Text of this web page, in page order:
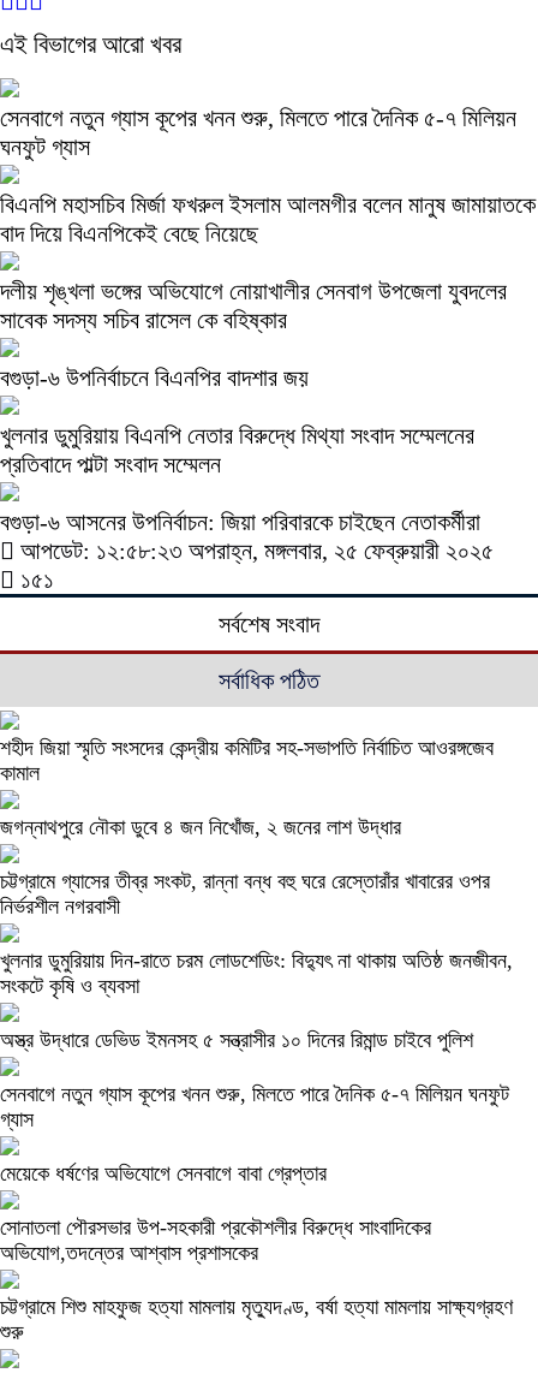
এই বিভাগের আরো খবর
সেনবাগে নতুন গ্যাস কূপের খনন শুরু, মিলতে পারে দৈনিক ৫-৭ মিলিয়ন
ঘনফুট গ্যাস
বিএনপি মহাসচিব মির্জা ফখরুল ইসলাম আলমগীর বলেন মানুষ জামায়াতকে
বাদ দিয়ে বিএনপিকেই বেছে নিয়েছে
দলীয় শৃঙ্খলা ভঙ্গের অভিযোগে নোয়াখালীর সেনবাগ উপজেলা যুবদলের
সাবেক সদস্য সচিব রাসেল কে বহিষ্কার
বগুড়া-৬ উপনির্বাচনে বিএনপির বাদশার জয়
খুলনার ডুমুরিয়ায় বিএনপি নেতার বিরুদ্ধে মিথ্যা সংবাদ সম্মেলনের
প্রতিবাদে পাল্টা সংবাদ সম্মেলন
বগুড়া-৬ আসনের উপনির্বাচন: জিয়া পরিবারকে চাইছেন নেতাকর্মীরা
আপডেট: ১২:৫৮:২৩ অপরাহ্ন, মঙ্গলবার, ২৫ ফেব্রুয়ারী ২০২৫
১৫১
সর্বশেষ সংবাদ
সর্বাধিক পঠিত
শহীদ জিয়া স্মৃতি সংসদের কেন্দ্রীয় কমিটির সহ-সভাপতি নির্বাচিত আওরঙ্গজেব
কামাল
জগন্নাথপুরে নৌকা ডুবে ৪ জন নিখোঁজ, ২ জনের লাশ উদ্ধার
চট্টগ্রামে গ্যাসের তীব্র সংকট, রান্না বন্ধ বহু ঘরে রেস্তোরাঁর খাবারের ওপর
নির্ভরশীল নগরবাসী
খুলনার ডুমুরিয়ায় দিন-রাতে চরম লোডশেডিং: বিদ্যুৎ না থাকায় অতিষ্ঠ জনজীবন,
সংকটে কৃষি ও ব্যবসা
অস্ত্র উদ্ধারে ডেভিড ইমনসহ ৫ সন্ত্রাসীর ১০ দিনের রিমান্ড চাইবে পুলিশ
সেনবাগে নতুন গ্যাস কূপের খনন শুরু, মিলতে পারে দৈনিক ৫-৭ মিলিয়ন ঘনফুট
গ্যাস
মেয়েকে ধর্ষণের অভিযোগে সেনবাগে বাবা গ্রেপ্তার
সোনাতলা পৌরসভার উপ-সহকারী প্রকৌশলীর বিরুদ্ধে সাংবাদিকের
অভিযোগ,তদন্তের আশ্বাস প্রশাসকের
চট্টগ্রামে শিশু মাহফুজ হত্যা মামলায় মৃত্যুদণ্ড, বর্ষা হত্যা মামলায় সাক্ষ্যগ্রহণ
শুরু